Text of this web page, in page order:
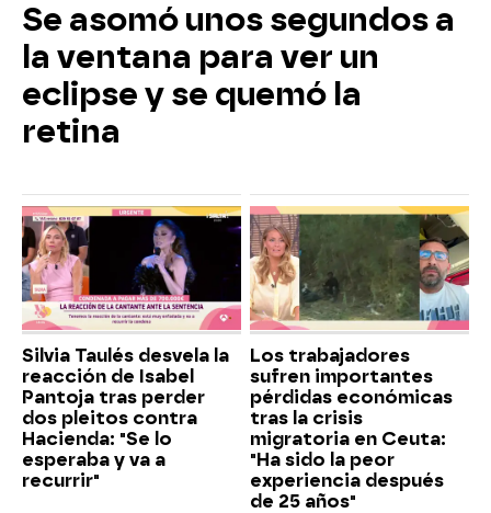
Se asomó unos segundos a
la ventana para ver un
eclipse y se quemó la
retina
Silvia Taulés desvela la
reacción de Isabel
Pantoja tras perder
dos pleitos contra
Hacienda: "Se lo
esperaba y va a
recurrir"
Los trabajadores
sufren importantes
pérdidas económicas
tras la crisis
migratoria en Ceuta:
"Ha sido la peor
experiencia después
de 25 años"